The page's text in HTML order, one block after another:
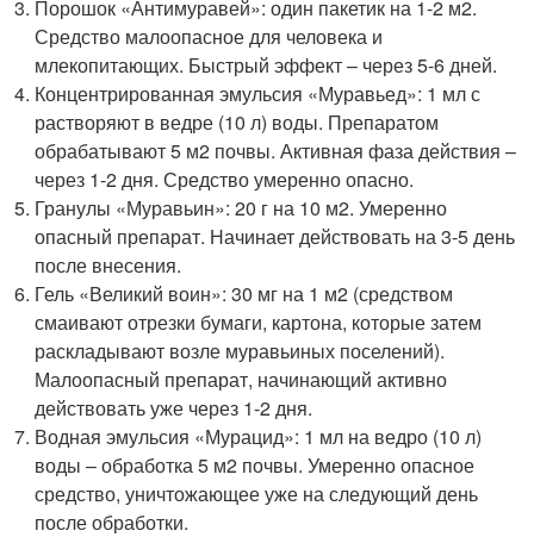
Порошок «Антимуравей»: один пакетик на 1-2 м2.
Средство малоопасное для человека и
млекопитающих. Быстрый эффект – через 5-6 дней.
Концентрированная эмульсия «Муравьед»: 1 мл с
растворяют в ведре (10 л) воды. Препаратом
обрабатывают 5 м2 почвы. Активная фаза действия –
через 1-2 дня. Средство умеренно опасно.
Гранулы «Муравьин»: 20 г на 10 м2. Умеренно
опасный препарат. Начинает действовать на 3-5 день
после внесения.
Гель «Великий воин»: 30 мг на 1 м2 (средством
смаивают отрезки бумаги, картона, которые затем
раскладывают возле муравьиных поселений).
Малоопасный препарат, начинающий активно
действовать уже через 1-2 дня.
Водная эмульсия «Мурацид»: 1 мл на ведро (10 л)
воды – обработка 5 м2 почвы. Умеренно опасное
средство, уничтожающее уже на следующий день
после обработки.